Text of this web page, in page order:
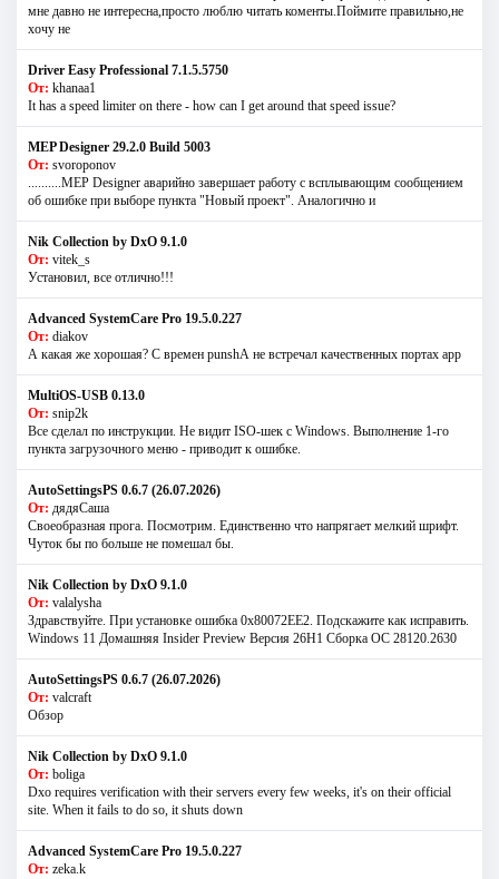
мне давно не интересна,просто люблю читать коменты.Поймите правильно,не
хочу не
Driver Easy Professional 7.1.5.5750
От: khanaa1
It has a speed limiter on there - how can I get around that speed issue?
MEP Designer 29.2.0 Build 5003
От: svoroponov
..........MEP Designer аварийно завершает работу с всплывающим сообщением
об ошибке при выборе пункта "Новый проект". Аналогично и
Nik Collection by DxO 9.1.0
От: vitek_s
Установил, все отлично!!!
Advanced SystemCare Pro 19.5.0.227
От: diakov
А какая же хорошая? С времен punshА не встречал качественных портах app
MultiOS-USB 0.13.0
От: snip2k
Все сделал по инструкции. Не видит ISO-шек с Windows. Выполнение 1-го
пункта загрузочного меню - приводит к ошибке.
AutoSettingsPS 0.6.7 (26.07.2026)
От: дядяСаша
Своеобразная прога. Посмотрим. Единственно что напрягает мелкий шрифт.
Чуток бы по больше не помешал бы.
Nik Collection by DxO 9.1.0
От: valalysha
Здравствуйте. При установке ошибка 0х80072EE2. Подскажите как исправить.
Windows 11 Домашняя Insider Preview Версия 26H1 Сборка ОС 28120.2630
AutoSettingsPS 0.6.7 (26.07.2026)
От: valcraft
Обзор
Nik Collection by DxO 9.1.0
От: boliga
Dxo requires verification with their servers every few weeks, it's on their official
site. When it fails to do so, it shuts down
Advanced SystemCare Pro 19.5.0.227
От: zeka.k